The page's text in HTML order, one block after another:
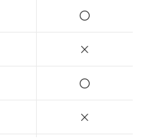
〇
×
〇
×